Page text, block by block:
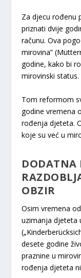
Za djecu rođenu
priznati dvije
računu. Ova
mirovina”
godine, kako bi
mirovinski status.
Tom reformom
godine vremena
rođenja djeteta.
koje su već u
DODATNA
OBZIR
Osim vremena
uzimanja djeteta
desete godine
praznine u
rođenja djeteta